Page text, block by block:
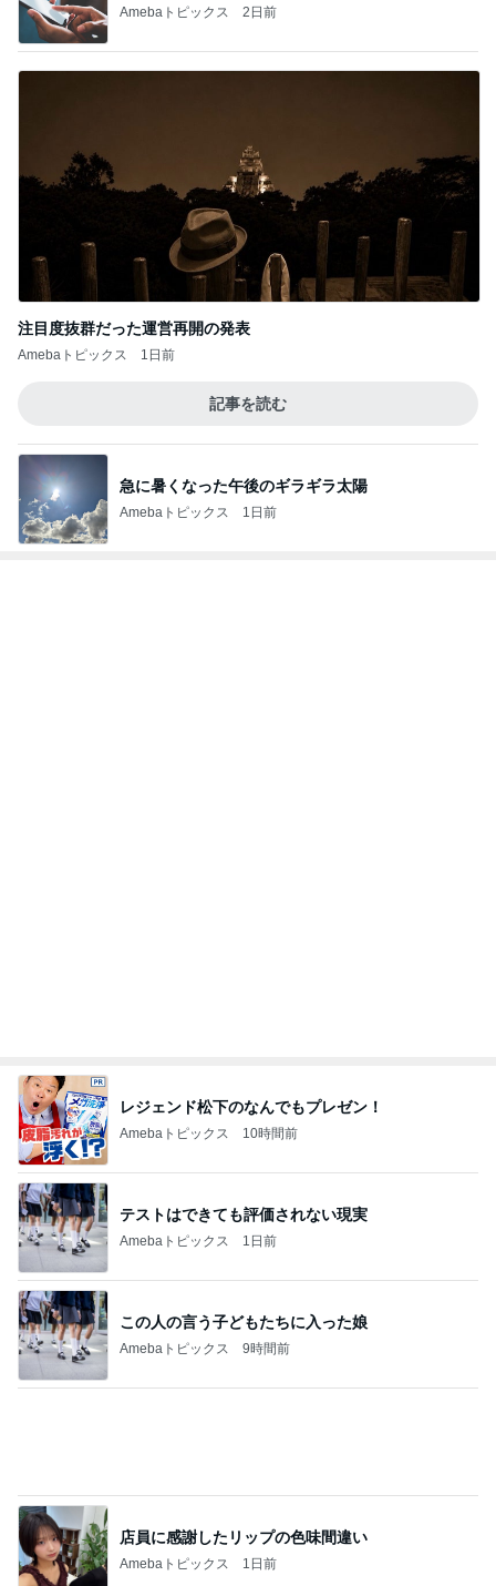
Amebaトピックス 2日前
注目度抜群だった運営再開の発表
Amebaトピックス 1日前
記事を読む
急に暑くなった午後のギラギラ太陽
Amebaトピックス 1日前
レジェンド松下のなんでもプレゼン！
Amebaトピックス 10時間前
テストはできても評価されない現実
Amebaトピックス 1日前
この人の言う子どもたちに入った娘
Amebaトピックス 9時間前
店員に感謝したリップの色味間違い
Amebaトピックス 1日前